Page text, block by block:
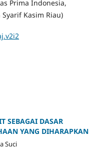
Prima Indonesia,
Kasim Riau)
SEBAGAI DASAR
YANG DIHARAPKAN
Suci